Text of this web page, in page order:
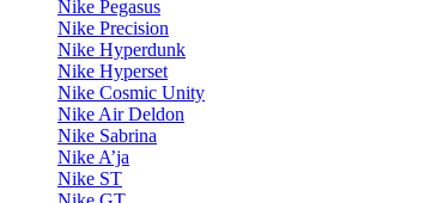
Nike Pegasus
Nike Precision
Nike Hyperdunk
Nike Hyperset
Nike Cosmic Unity
Nike Air Deldon
Nike Sabrina
Nike A’ja
Nike ST